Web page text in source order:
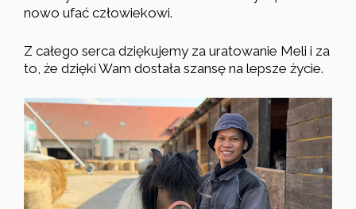
nowo ufać człowiekowi.
Z całego serca dziękujemy za uratowanie Meli i za
to, że dzięki Wam dostała szansę na lepsze życie.